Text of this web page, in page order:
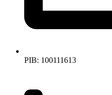
PIB: 100111613